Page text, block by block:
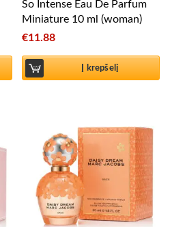
So Intense Eau De Parfum
Miniature 10 ml (woman)
€11.88
Į krepšelį